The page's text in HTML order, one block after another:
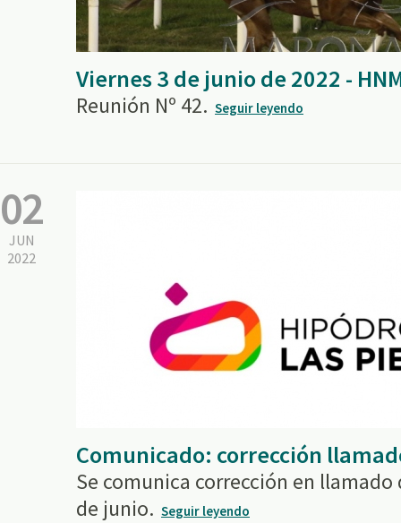
Viernes 3 de junio de 2022 -
Reunión Nº 42. Seguir leyendo
02
JUN
2022
Comunicado: corrección
Se comunica corrección en llamado
de junio. Seguir leyendo